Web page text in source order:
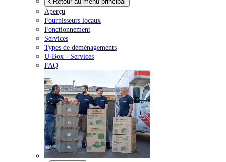
Aperçu
Fournisseurs locaux
Fonctionnement
Services
Types de déménagements
U-Box - Services
FAQ